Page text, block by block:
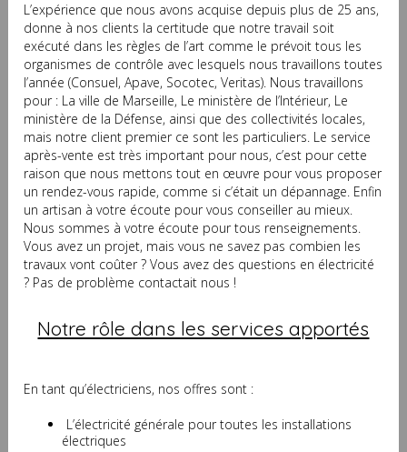
L’expérience que nous avons acquise depuis plus de 25 ans,
donne à nos clients la certitude que notre travail soit
exécuté dans les règles de l’art comme le prévoit tous les
organismes de contrôle avec lesquels nous travaillons toutes
l’année (Consuel, Apave, Socotec, Veritas). Nous travaillons
pour : La ville de Marseille, Le ministère de l’Intérieur, Le
ministère de la Défense, ainsi que des collectivités locales,
mais notre client premier ce sont les particuliers. Le service
après-vente est très important pour nous, c’est pour cette
raison que nous mettons tout en œuvre pour vous proposer
un rendez-vous rapide, comme si c’était un dépannage. Enfin
un artisan à votre écoute pour vous conseiller au mieux.
Nous sommes à votre écoute pour tous renseignements.
Vous avez un projet, mais vous ne savez pas combien les
travaux vont coûter ? Vous avez des questions en électricité
? Pas de problème contactait nous !
Notre rôle dans les services apportés
En tant qu’électriciens, nos offres sont :
L’électricité générale pour toutes les installations
électriques